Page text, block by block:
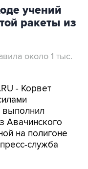
учений
ракеты из
около 1 тыс.
- Корвет
выполнил
Авачинского
на полигоне
служба